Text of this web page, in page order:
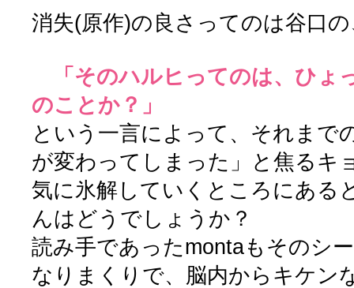
消失(原作)の良さってのは谷口
「そのハルヒってのは、ひょ
のことか？」
という一言によって、それまで
が変わってしまった」と焦るキ
気に氷解していくところにある
んはどうでしょうか？
読み手であったmontaもそのシ
なりまくりで、脳内からキケン